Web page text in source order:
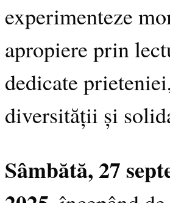
experimenteze
apropiere prin
dedicate
diversității și
Sâmbătă, 27